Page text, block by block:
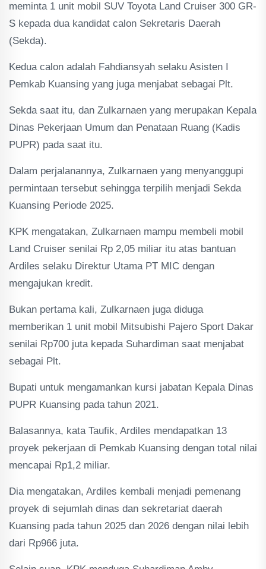
meminta 1 unit mobil SUV Toyota Land Cruiser 300 GR-
S kepada dua kandidat calon Sekretaris Daerah
(Sekda).
Kedua calon adalah Fahdiansyah selaku Asisten I
Pemkab Kuansing yang juga menjabat sebagai Plt.
Sekda saat itu, dan Zulkarnaen yang merupakan Kepala
Dinas Pekerjaan Umum dan Penataan Ruang (Kadis
PUPR) pada saat itu.
Dalam perjalanannya, Zulkarnaen yang menyanggupi
permintaan tersebut sehingga terpilih menjadi Sekda
Kuansing Periode 2025.
KPK mengatakan, Zulkarnaen mampu membeli mobil
Land Cruiser senilai Rp 2,05 miliar itu atas bantuan
Ardiles selaku Direktur Utama PT MIC dengan
mengajukan kredit.
Bukan pertama kali, Zulkarnaen juga diduga
memberikan 1 unit mobil Mitsubishi Pajero Sport Dakar
senilai Rp700 juta kepada Suhardiman saat menjabat
sebagai Plt.
Bupati untuk mengamankan kursi jabatan Kepala Dinas
PUPR Kuansing pada tahun 2021.
Balasannya, kata Taufik, Ardiles mendapatkan 13
proyek pekerjaan di Pemkab Kuansing dengan total nilai
mencapai Rp1,2 miliar.
Dia mengatakan, Ardiles kembali menjadi pemenang
proyek di sejumlah dinas dan sekretariat daerah
Kuansing pada tahun 2025 dan 2026 dengan nilai lebih
dari Rp966 juta.